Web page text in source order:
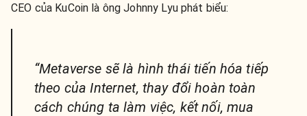
CEO của KuCoin là ông Johnny Lyu phát biểu:
“Metaverse sẽ là hình thái tiến hóa tiếp
theo của Internet, thay đổi hoàn toàn
cách chúng ta làm việc, kết nối, mua